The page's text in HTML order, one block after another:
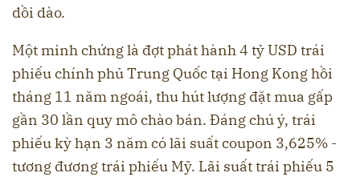
dồi dào.
Một minh chứng là đợt phát hành 4 tỷ USD trái
phiếu chính phủ Trung Quốc tại Hong Kong hồi
tháng 11 năm ngoái, thu hút lượng đặt mua gấp
gần 30 lần quy mô chào bán. Đáng chú ý, trái
phiếu kỳ hạn 3 năm có lãi suất coupon 3,625% -
tương đương trái phiếu Mỹ. Lãi suất trái phiếu 5